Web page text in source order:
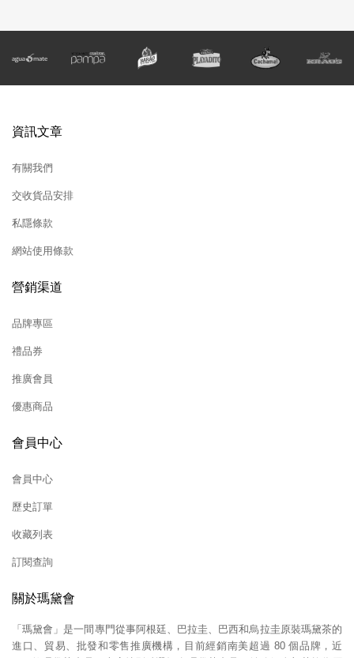
資訊文章
有關我們
交收貨品安排
私隱條款
網站使用條款
營銷渠道
品牌專區
禮品券
推廣會員
優惠商品
會員中心
會員中心
歷史訂單
收藏列表
訂閱查詢
關於瑪黛會
「瑪黛會」是一間專門從事阿根廷、巴拉圭、巴西和烏拉圭原裝瑪黛茶的
進口、貿易、批發和零售推廣機構，目前經銷南美超過 80 個品牌，近